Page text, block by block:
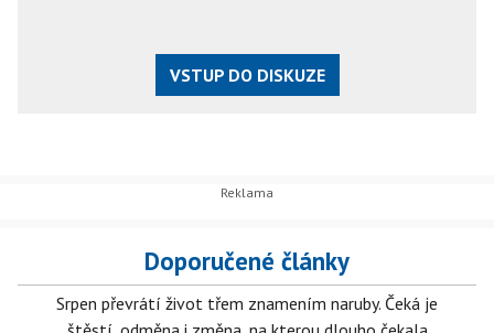
VSTUP DO DISKUZE
Doporučené články
Srpen převrátí život třem znamením naruby. Čeká je